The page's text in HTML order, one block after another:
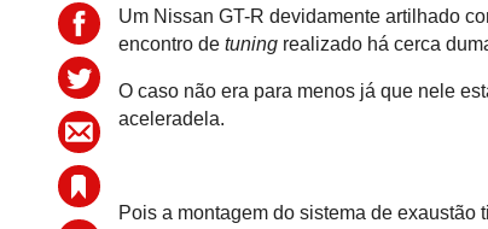
Um Nissan GT-R devidamente artilhado
encontro detuning realizado há cerca
O caso não era para menos já que nele
aceleradela.
Pois a montagem do sistema de